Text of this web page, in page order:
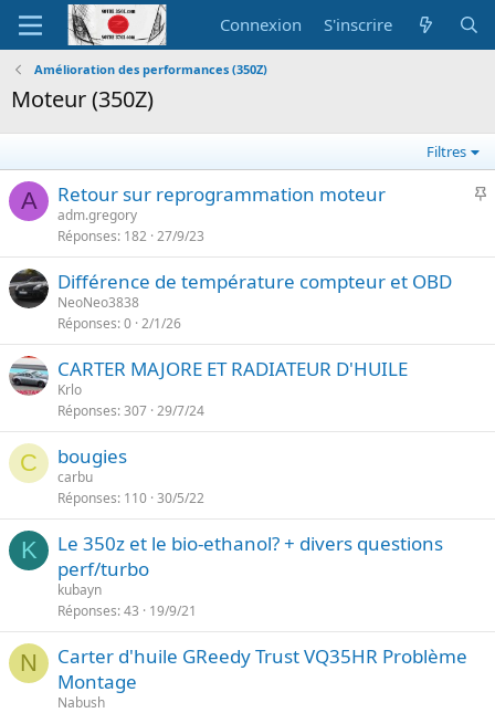
Connexion S'inscrire
Amélioration des performances (350Z)
Moteur (350Z)
Filtres
A
I
o
Retour sur reprogrammation moteur
adm.gregory
Réponses 182 27/9/23
Différence de température compteur et OBD
NeoNeo3838
Réponses 0 2/1/26
CARTER MAJORE ET RADIATEUR D'HUILE
Krlo
Réponses 307 29/7/24
C bougies
carbu
Réponses 110 30/5/22
K
Le 350z et le bio-ethanol? + divers questions
perf/turbo
kubayn
Réponses 43 19/9/21
N
Carter d'huile GReedy Trust VQ35HR Problème
Montage
Nabush